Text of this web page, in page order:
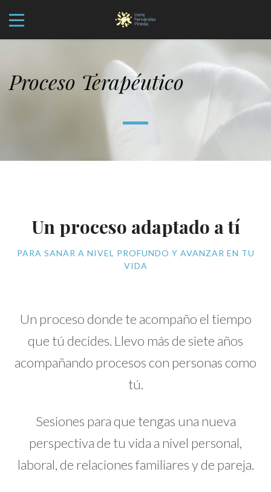
Proceso Terapéutico
Un proceso adaptado a tí
PARA SANAR A NIVEL PROFUNDO Y AVANZAR EN TU
VIDA
Un proceso donde te acompaño el tiempo
que tú decides. Llevo más de siete años
acompañando procesos con personas como
tú.
Sesiones para que tengas una nueva
perspectiva de tu vida a nivel personal,
laboral, de relaciones familiares y de pareja.